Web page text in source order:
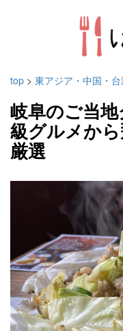
top > 東アジア・中国・
岐阜のご当
級グルメか
厳選